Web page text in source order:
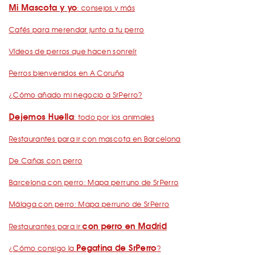
Mi Mascota y yo: consejos y más
Cafés para merendar junto a tu perro
Vídeos de perros que hacen sonreír
Perros bienvenidos en A Coruña
¿Cómo añado mi negocio a SrPerro?
Dejemos Huella: todo por los animales
Restaurantes para ir con mascota en Barcelona
De Cañas con perro
Barcelona con perro: Mapa perruno de SrPerro
Málaga con perro: Mapa perruno de SrPerro
Restaurantes para ircon perro en Madrid
¿Cómo consigo la Pegatina de SrPerro?